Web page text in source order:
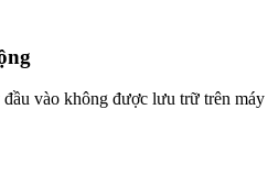
vào không được lưu trữ trên máy